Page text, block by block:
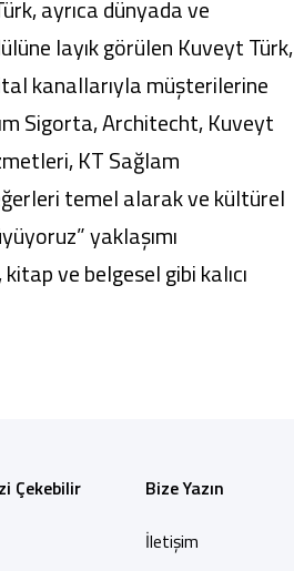
ayrıca dünyada ve
layık görülen Kuveyt Türk,
kanallarıyla müşterilerine
Sigorta, Architecht, Kuveyt
KT Sağlam
temel alarak ve kültürel
yaklaşımı
ve belgesel gibi kalıcı
Çekebilir
Bize Yazın
İletişim